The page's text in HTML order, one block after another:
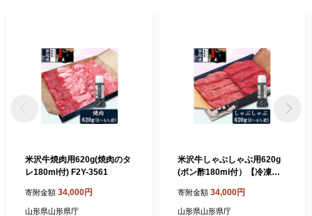
米沢牛焼肉用620g(焼肉のタ
レ180ml付) F2Y-3561
寄附金額 34,000円
山形県山形県庁
米沢牛しゃぶしゃぶ用620g
(ポン酢180ml付）【冷凍】 F
寄附金額 34,000円
山形県山形県庁